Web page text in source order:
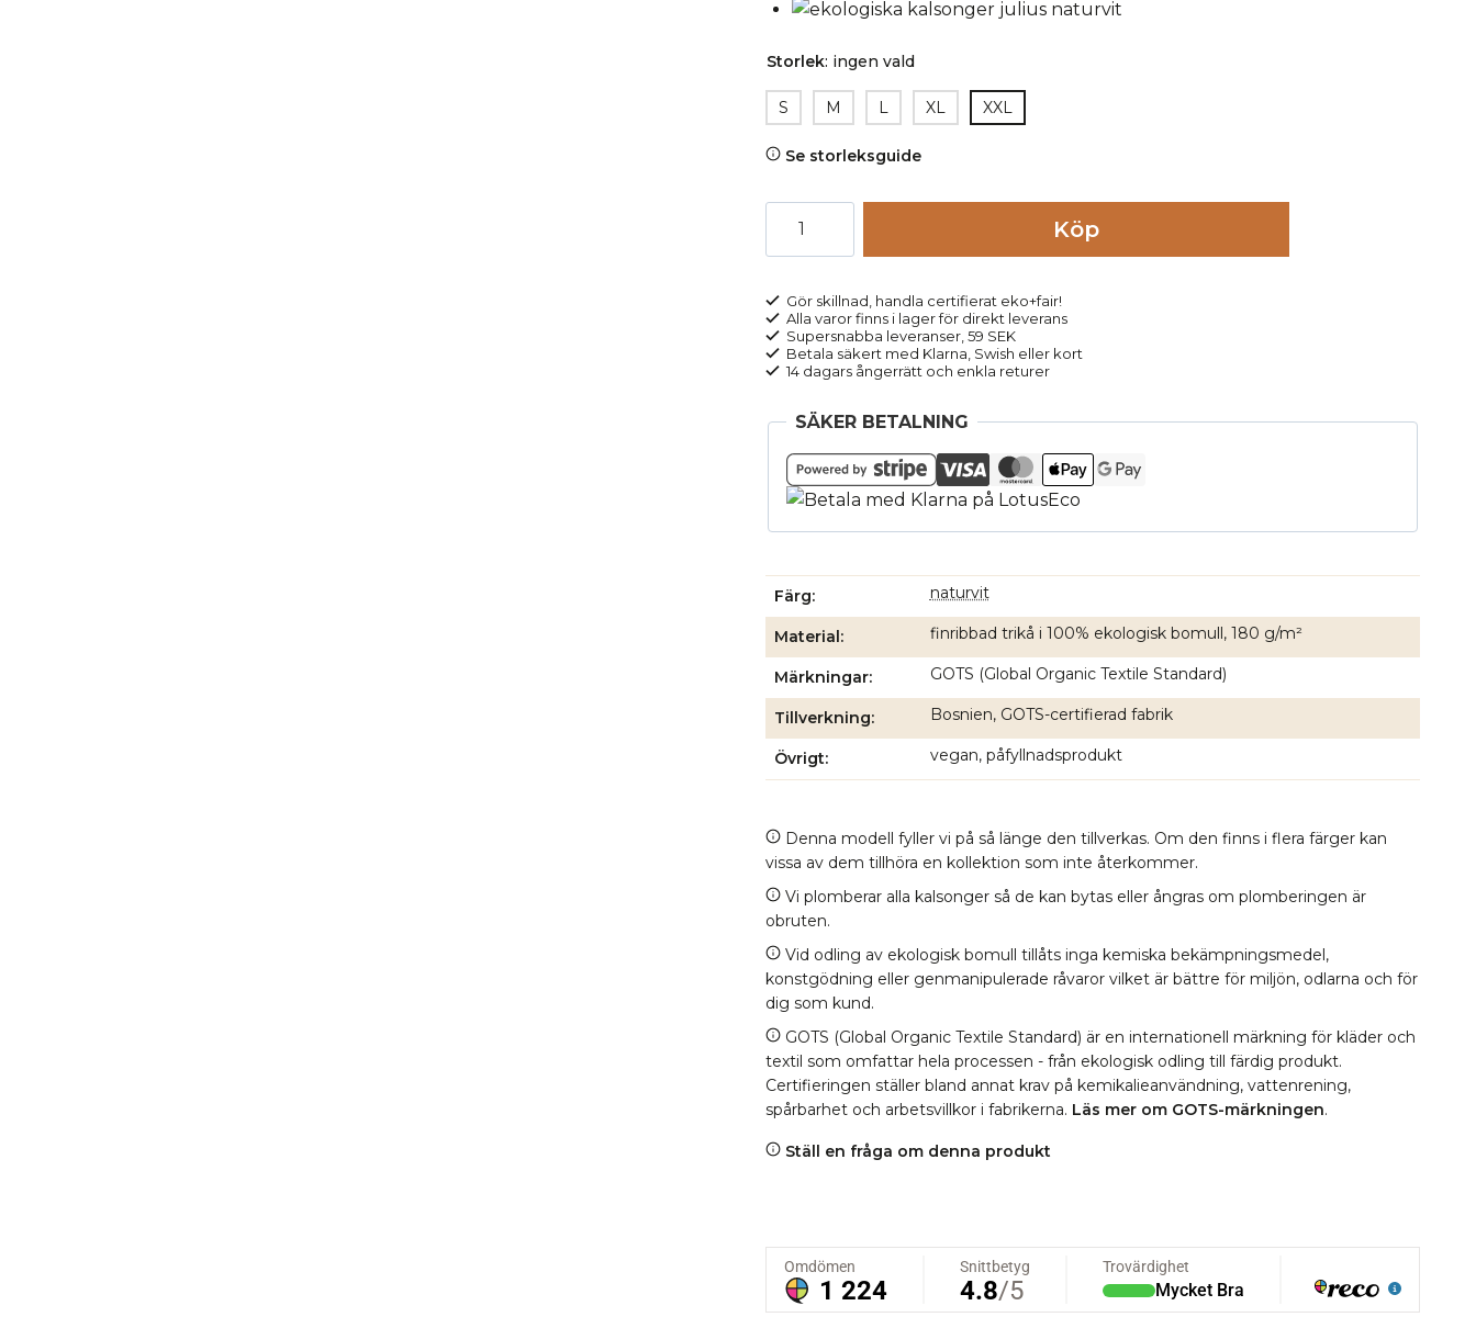
Storlek: ingen vald
S M L XL XXL
Se storleksguide
naturvit
mängd
Köp
Gör skillnad, handla certifierat eko+fair!
Alla varor finns i lager för direkt leverans
Supersnabba leveranser, 59 SEK
Betala säkert med Klarna, Swish eller kort
14 dagars ångerrätt och enkla returer
SÄKER BETALNING
Färg naturvit
Material finribbad trikå i 100% ekologisk bomull, 180 g/m²
Märkningar GOTS (Global Organic Textile Standard)
Tillverkning Bosnien, GOTS-certifierad fabrik
Övrigt vegan, påfyllnadsprodukt
Denna modell fyller vi på så länge den tillverkas. Om den finns i flera färger kan
vissa av dem tillhöra en kollektion som inte återkommer.
Vi plomberar alla kalsonger så de kan bytas eller ångras om plomberingen är
obruten.
Vid odling av ekologisk bomull tillåts inga kemiska bekämpningsmedel,
konstgödning eller genmanipulerade råvaror vilket är bättre för miljön, odlarna och för
dig som kund.
GOTS (Global Organic Textile Standard) är en internationell märkning för kläder och
textil som omfattar hela processen - från ekologisk odling till färdig produkt.
Certifieringen ställer bland annat krav på kemikalieanvändning, vattenrening,
spårbarhet och arbetsvillkor i fabrikerna. Läs mer om GOTS-märkningen.
Ställ en fråga om denna produkt